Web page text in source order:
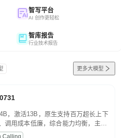
智写平台
AI 创作更轻松
智库报告
行业技术报告
更多大模型
，激活13B，原生支持百万超长上下
调用成本低廉，综合能力均衡，主打
话、内容创作、基础 RAG、批量
Calling